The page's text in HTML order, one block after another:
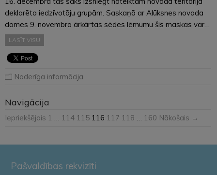
deklarēto iedzīvotāju grupām. Saskaņā ar Alūksnes novada
domes 9. novembra ārkārtas sēdes lēmumu šīs maskas var…
LASĪT VISU
Noderīga informācija
Navigācija
Iepriekšējais 1 114 115 116 117 118 160 Nākošais →
Pašvaldības rekvizīti